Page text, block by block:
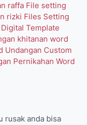
raffa File setting
rizki Files Setting
Template
khitanan word
Undangan Custom
Pernikahan Word
rusak anda bisa